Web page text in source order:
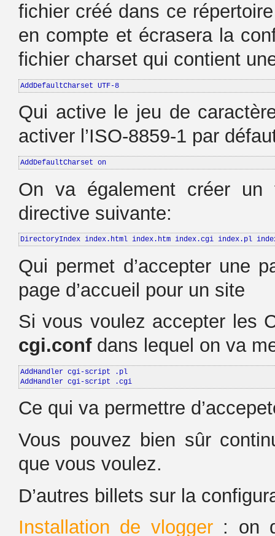
fichier créé dans ce
en compte et écrasera la
fichier charset qui contient
AddDefaultCharset UTF-8
Qui active le jeu de
activer l’ISO-8859-1 par
AddDefaultCharset on
On va également créer
directive suivante:
DirectoryIndex index.html index.htm index.cgi index.pl
Qui permet d’accepter une
page d’accueil pour un site
Si vous voulez accepter les
cgi.confdans lequel on va
AddHandler cgi-script .pl
AddHandler cgi-script .cgi
Ce qui va permettre
Vous pouvez bien sûr
que vous voulez.
D’autres billets sur la
Installation de vlogger: on